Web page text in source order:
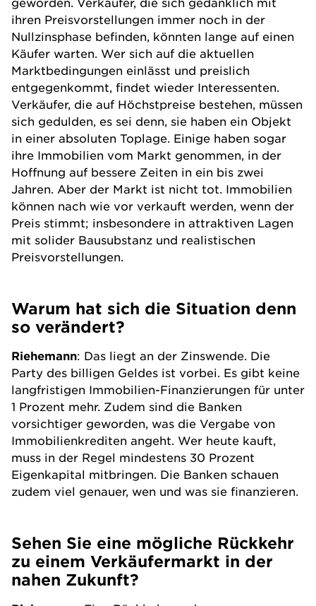
ihren Preisvorstellungen immer noch in der
Nullzinsphase befinden, könnten lange auf einen
Käufer warten. Wer sich auf die aktuellen
Marktbedingungen einlässt und preislich
entgegenkommt, findet wieder Interessenten.
Verkäufer, die auf Höchstpreise bestehen, müssen
sich gedulden, es sei denn, sie haben ein Objekt
in einer absoluten Toplage. Einige haben sogar
ihre Immobilien vom Markt genommen, in der
Hoffnung auf bessere Zeiten in ein bis zwei
Jahren. Aber der Markt ist nicht tot. Immobilien
können nach wie vor verkauft werden, wenn der
Preis stimmt; insbesondere in attraktiven Lagen
mit solider Bausubstanz und realistischen
Preisvorstellungen.
Warum hat sich die Situation denn
so verändert?
Riehemann: Das liegt an der Zinswende. Die
Party des billigen Geldes ist vorbei. Es gibt keine
langfristigen Immobilien-Finanzierungen für unter
1 Prozent mehr. Zudem sind die Banken
vorsichtiger geworden, was die Vergabe von
Immobilienkrediten angeht. Wer heute kauft,
muss in der Regel mindestens 30 Prozent
Eigenkapital mitbringen. Die Banken schauen
zudem viel genauer, wen und was sie finanzieren.
Sehen Sie eine mögliche Rückkehr
zu einem Verkäufermarkt in der
nahen Zukunft?